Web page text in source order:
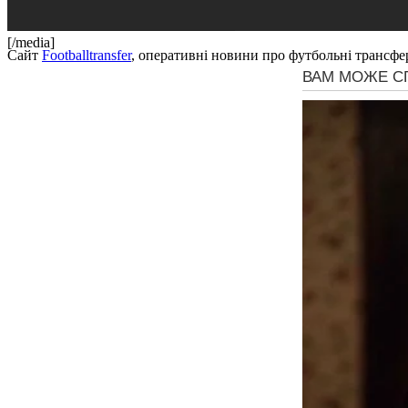
[/media]
Сайт Footballtransfer, оперативні новини про футбольні